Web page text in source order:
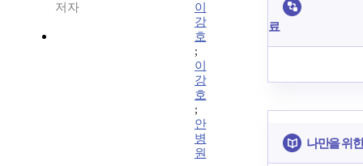
저자
이
강
호
;
이
강
호
;
안
병
원
료
나만을 위